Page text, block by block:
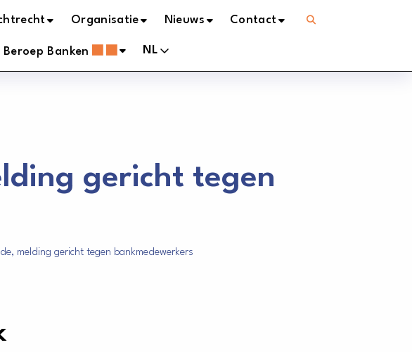
Organisatie Nieuws Contact
Banken NL
gericht tegen
melding gericht tegen bankmedewerkers